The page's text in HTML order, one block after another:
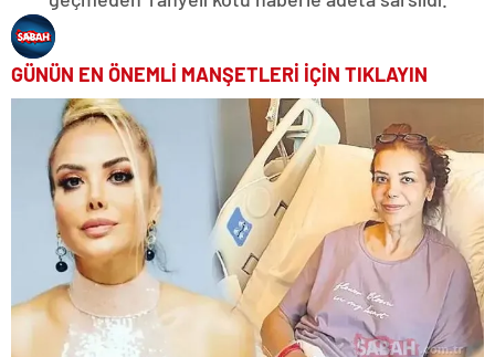
GÜNÜN EN ÖNEMLİ MANŞETLERİ İÇİN TIKLAYIN